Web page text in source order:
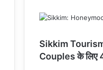
Sikkim
Couples के लिए